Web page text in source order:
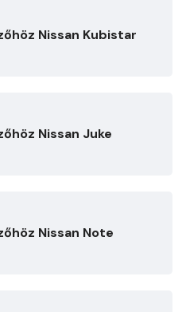
Nissan Kubistar
Nissan Juke
Nissan Note